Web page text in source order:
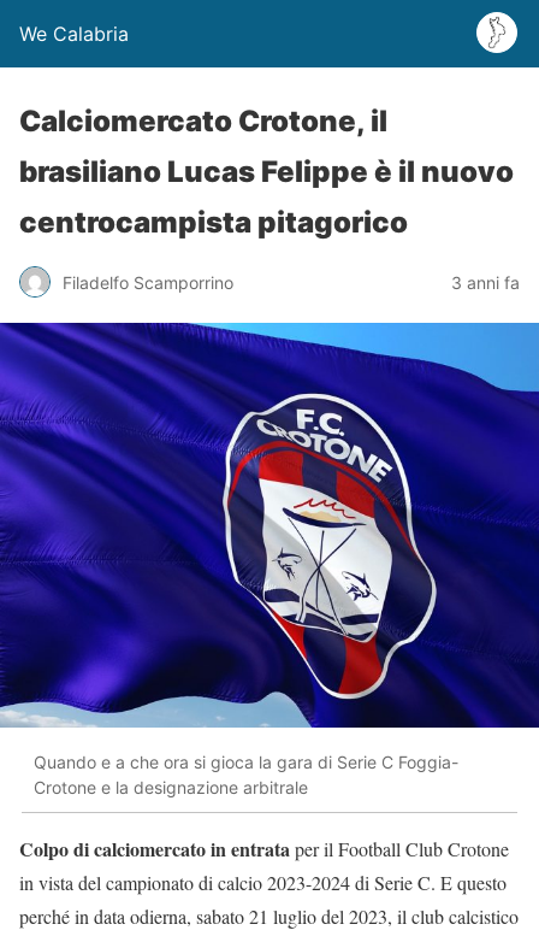
We Calabria
Calciomercato Crotone, il
brasiliano Lucas Felippe è il nuovo
centrocampista pitagorico
Filadelfo Scamporrino 3 anni fa
Quando e a che ora si gioca la gara di Serie C Foggia-
Crotone e la designazione arbitrale
Colpo di calciomercato in entrataper il Football Club Crotone
in vista del campionato di calcio 2023-2024 di Serie C. E questo
perché in data odierna, sabato 21 luglio del 2023, il club calcistico